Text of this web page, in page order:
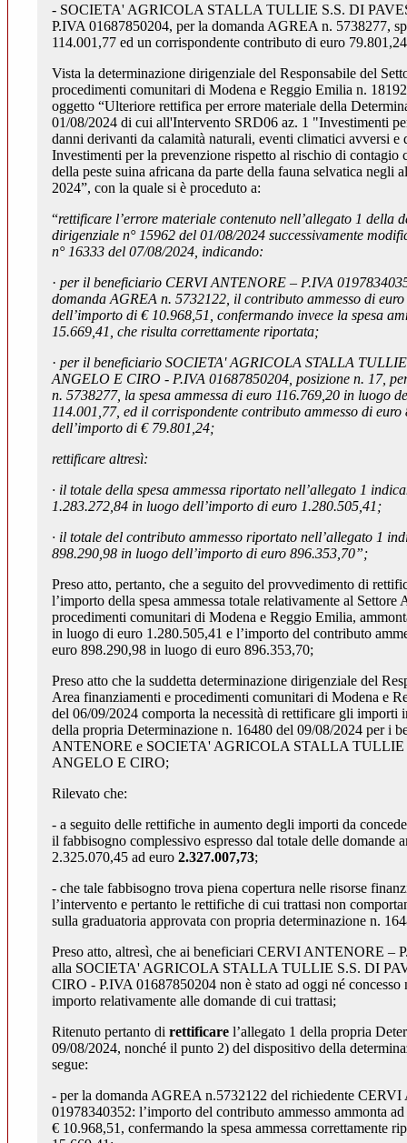
- SOCIETA' AGRICOLA STALLA TULLIE S.S. DI
P.IVA 01687850204, per la domanda AGREA n. 5738277,
114.001,77 ed un corrispondente contributo di euro
Vista la determinazione dirigenziale del Responsabile del
procedimenti comunitari di Modena e Reggio Emilia n.
oggetto “Ulteriore rettifica per errore materiale della
01/08/2024 di cui all'Intervento SRD06 az. 1 "Investimenti
danni derivanti da calamità naturali, eventi climatici avversi
Investimenti per la prevenzione rispetto al rischio di contagio
della peste suina africana da parte della fauna selvatica negli
2024”, con la quale si è proceduto a:
“rettificare l’errore materiale contenuto nell’allegato 1 della
dirigenziale n° 15962 del 01/08/2024 successivamente
n° 16333 del 07/08/2024, indicando:
· per il beneficiario CERVI ANTENORE – P.IVA
domanda AGREA n. 5732122, il contributo ammesso di
dell’importo di € 10.968,51, confermando invece la spesa
15.669,41, che risulta correttamente riportata;
· per il beneficiario SOCIETA' AGRICOLA STALLA TULLIE
ANGELO E CIRO - P.IVA 01687850204, posizione n. 17,
n. 5738277, la spesa ammessa di euro 116.769,20 in luogo
114.001,77, ed il corrispondente contributo ammesso di
dell’importo di € 79.801,24;
rettificare altresì:
· il totale della spesa ammessa riportato nell’allegato 1
1.283.272,84 in luogo dell’importo di euro 1.280.505,41;
· il totale del contributo ammesso riportato nell’allegato 1
898.290,98 in luogo dell’importo di euro 896.353,70”;
Preso atto, pertanto, che a seguito del provvedimento di
l’importo della spesa ammessa totale relativamente al Settore
procedimenti comunitari di Modena e Reggio Emilia,
in luogo di euro 1.280.505,41 e l’importo del contributo
euro 898.290,98 in luogo di euro 896.353,70;
Preso atto che la suddetta determinazione dirigenziale del
Area finanziamenti e procedimenti comunitari di Modena e
del 06/09/2024 comporta la necessità di rettificare gli importi
della propria Determinazione n. 16480 del 09/08/2024 per i
ANTENORE e SOCIETA' AGRICOLA STALLA TULLIE
ANGELO E CIRO;
Rilevato che:
- a seguito delle rettifiche in aumento degli importi da
il fabbisogno complessivo espresso dal totale delle domande
2.325.070,45 ad euro 2.327.007,73;
- che tale fabbisogno trova piena copertura nelle risorse
l’intervento e pertanto le rettifiche di cui trattasi non
sulla graduatoria approvata con propria determinazione n.
Preso atto, altresì, che ai beneficiari CERVI ANTENORE –
alla SOCIETA' AGRICOLA STALLA TULLIE S.S. DI
CIRO - P.IVA 01687850204 non è stato ad oggi né concesso
importo relativamente alle domande di cui trattasi;
Ritenuto pertanto di rettificare l’allegato 1 della propria
09/08/2024, nonché il punto 2) del dispositivo della
segue:
- per la domanda AGREA n.5732122 del richiedente
01978340352: l’importo del contributo ammesso ammonta
€ 10.968,51, confermando la spesa ammessa correttamente